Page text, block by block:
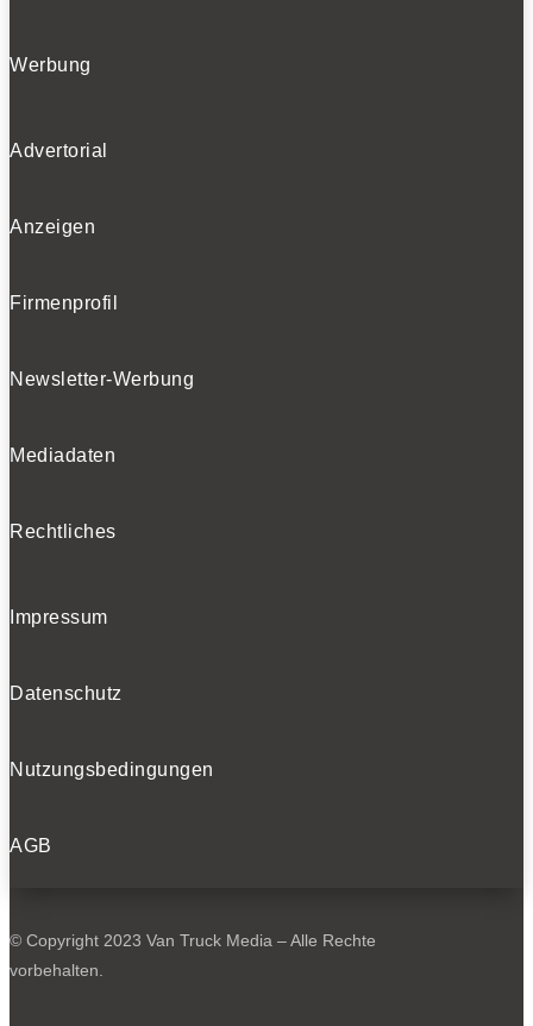
Werbung
Advertorial
Anzeigen
Firmenprofil
Newsletter-Werbung
Mediadaten
Rechtliches
Impressum
Datenschutz
Nutzungsbedingungen
AGB
© Copyright 2023 Van Truck Media – Alle Rechte
vorbehalten.